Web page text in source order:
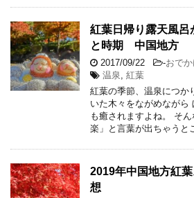
紅葉日帰り露天風呂
と時期 中国地方
2017/09/22 -おでか
温泉
紅葉
紅葉の季節、温泉につか
いた木々をながめながら
も癒されますよね。 そ
楽」と言葉が出ちゃうと
2019年中国地方紅
想